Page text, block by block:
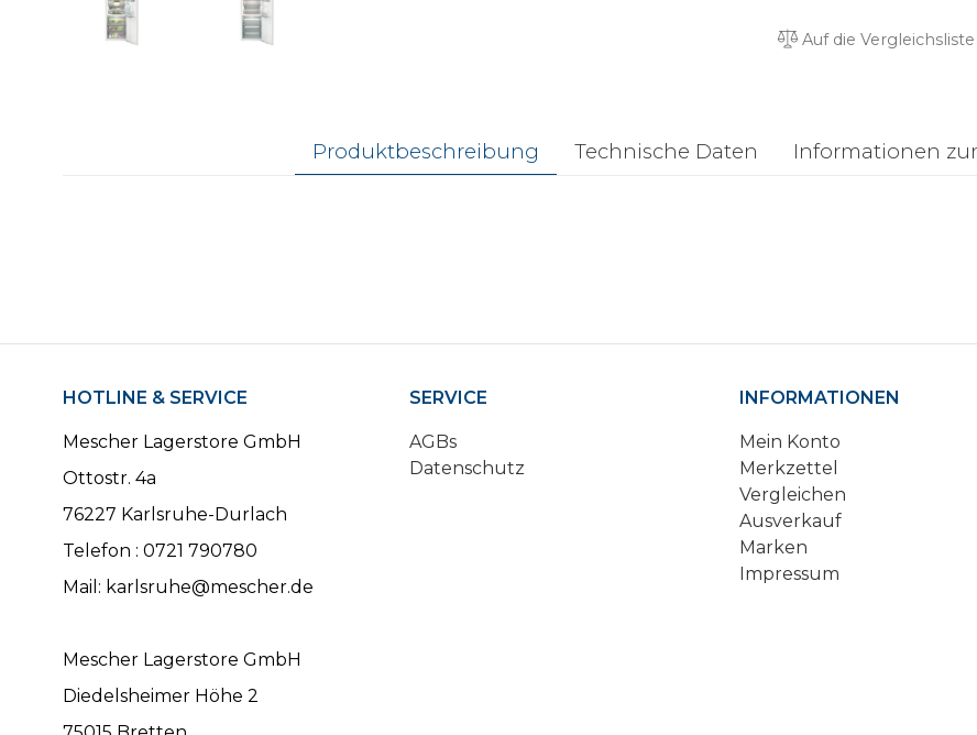
Auf die Vergleichsliste
Produktbeschreibung Technische Daten Informationen
HOTLINE & SERVICE
Mescher Lagerstore GmbH
Ottostr. 4a
76227 Karlsruhe-Durlach
Telefon : 0721 790780
Mail: karlsruhe@mescher.de
Mescher Lagerstore GmbH
Diedelsheimer Höhe 2
SERVICE
AGBs
Datenschutz
INFORMATIONEN
Mein Konto
Merkzettel
Vergleichen
Ausverkauf
Marken
Impressum